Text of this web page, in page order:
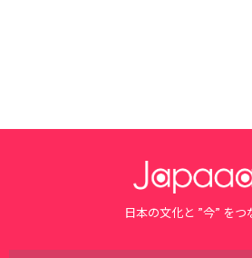
日本の文化と ”今” をつ